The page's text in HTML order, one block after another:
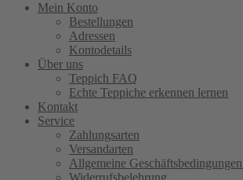
Mein Konto
Bestellungen
Adressen
Kontodetails
Über uns
Teppich FAQ
Echte Teppiche erkennen lernen
Kontakt
Service
Zahlungsarten
Versandarten
Allgemeine
Widerrufsbelehrung